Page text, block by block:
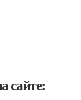
сайте: